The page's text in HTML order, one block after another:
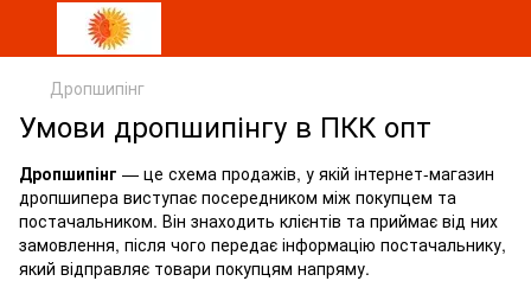
Дропшипінг
Умови дропшипінгу в ПКК опт
Дропшипінг — це схема продажів, у якій інтернет-магазин
дропшипера виступає посередником між покупцем та
постачальником. Він знаходить клієнтів та приймає від них
замовлення, після чого передає інформацію постачальнику,
який відправляє товари покупцям напряму.